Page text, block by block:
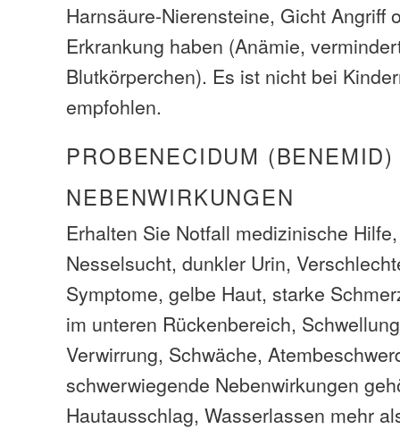
Harnsäure-Nierensteine, Gicht Angriff
Erkrankung haben (Anämie,
Blutkörperchen). Es ist nicht bei
empfohlen.
PROBENECIDUM
NEBENWIRKUNGEN
Erhalten Sie Notfall medizinische
Nesselsucht, dunkler Urin,
Symptome, gelbe Haut, starke
im unteren Rückenbereich,
Verwirrung, Schwäche,
schwerwiegende Nebenwirkungen
Hautausschlag, Wasserlassen mehr